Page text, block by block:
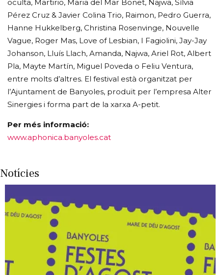
oculta, Martirio, Maria del Mar Bonet, Najwa, Sílvia
Pérez Cruz & Javier Colina Trio, Raimon, Pedro Guerra,
Hanne Hukkelberg, Christina Rosenvinge, Nouvelle
Vague, Roger Mas, Love of Lesbian, I Fagiolini, Jay-Jay
Johanson, Lluís Llach, Amanda, Najwa, Ariel Rot, Albert
Pla, Mayte Martín, Miguel Poveda o Feliu Ventura,
entre molts d’altres. El festival està organitzat per
l’Ajuntament de Banyoles, produït per l’empresa Alter
Sinergies i forma part de la xarxa A-petit.
Per més informació:
www.aphonica.banyoles.cat
Notícies